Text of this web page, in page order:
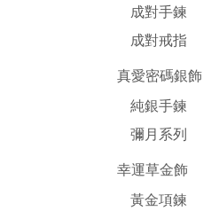
成對手鍊
成對戒指
真愛密碼銀飾
純銀手鍊
彌月系列
幸運草金飾
黃金項鍊